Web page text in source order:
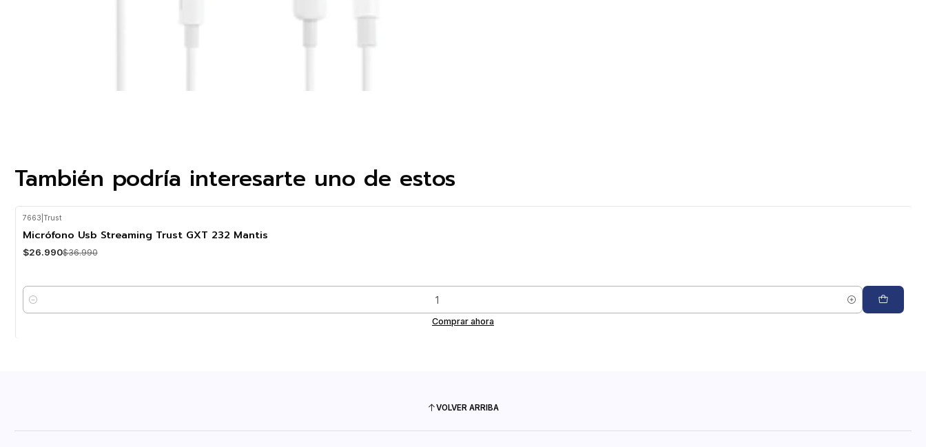
También podría interesarte uno de estos
-27% OFF
7663 Trust
Micrófono Usb Streaming Trust GXT 232 Mantis
$26.990$36.990
Cantidad
Comprar ahora
VOLVER ARRIBA